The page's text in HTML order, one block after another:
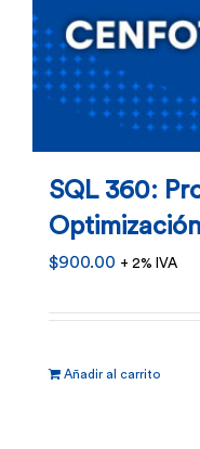
SQL 360:
$900.00 + 2% IVA
Añadir al carrito